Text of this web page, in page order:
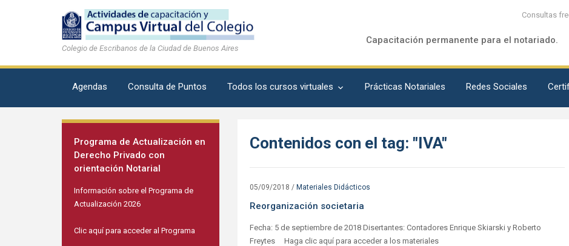
Colegio de Escribanos de la Ciudad de Buenos Aires
Consultas
Capacitación permanente para el notariado.
Agendas Consulta de Puntos Todos los cursos virtuales Prácticas Notariales Redes Sociales
Programa de Actualización en
Derecho Privado con
orientación Notarial
Información sobre el Programa de
Actualización 2026
Clic aquí para acceder al Programa
Contenidos con el tag: "IVA"
05/09/2018 / Materiales Didácticos
Reorganización societaria
Fecha: 5 de septiembre de 2018 Disertantes: Contadores Enrique Skiarski y Roberto
Freytes Haga clic aquí para acceder a los materiales